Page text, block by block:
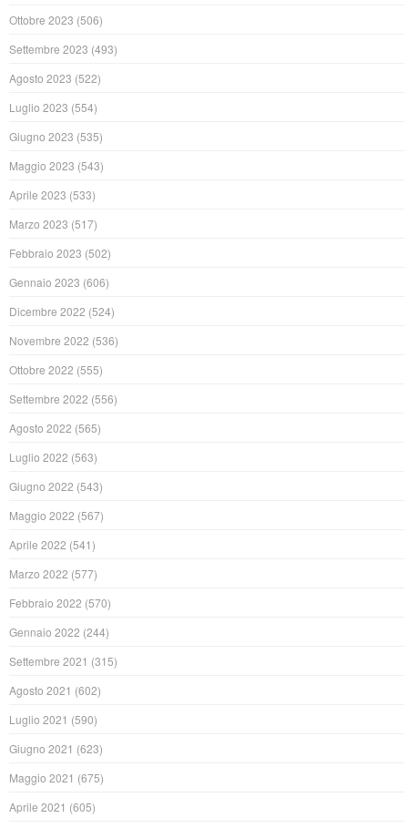
Ottobre 2023 (506)
Settembre 2023 (493)
Agosto 2023 (522)
Luglio 2023 (554)
Giugno 2023 (535)
Maggio 2023 (543)
Aprile 2023 (533)
Marzo 2023 (517)
Febbraio 2023 (502)
Gennaio 2023 (606)
Dicembre 2022 (524)
Novembre 2022 (536)
Ottobre 2022 (555)
Settembre 2022 (556)
Agosto 2022 (565)
Luglio 2022 (563)
Giugno 2022 (543)
Maggio 2022 (567)
Aprile 2022 (541)
Marzo 2022 (577)
Febbraio 2022 (570)
Gennaio 2022 (244)
Settembre 2021 (315)
Agosto 2021 (602)
Luglio 2021 (590)
Giugno 2021 (623)
Maggio 2021 (675)
Aprile 2021 (605)